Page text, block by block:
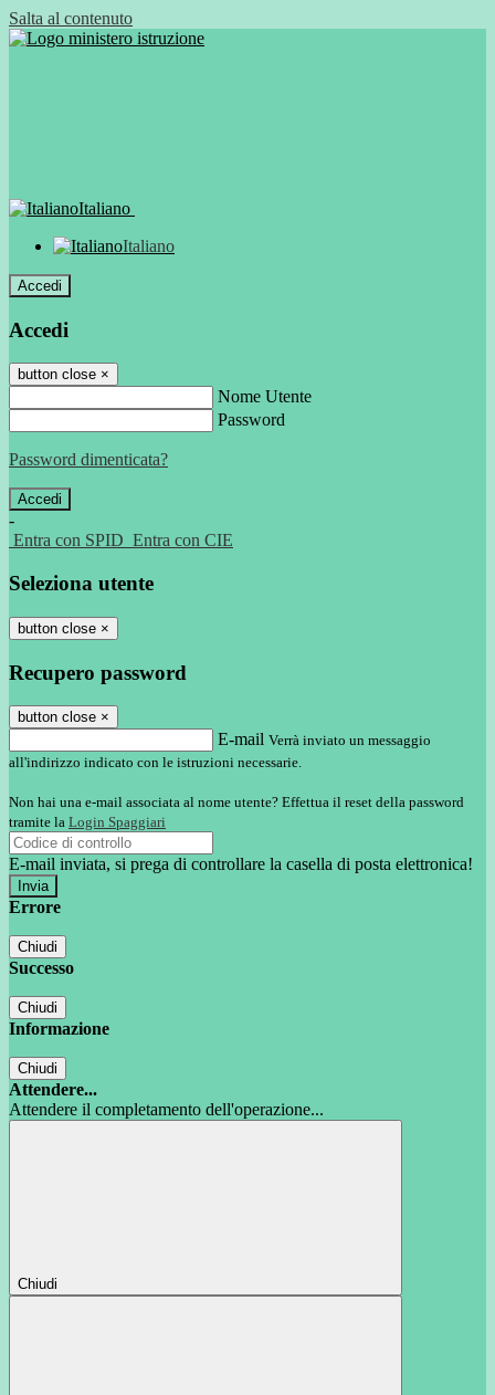
Salta al contenuto
Italiano
Italiano
Accedi
Accedi
button close ×
Nome Utente
Password
Password dimenticata?
-
Entra con SPID Entra con CIE
Seleziona utente
button close ×
Recupero password
button close ×
E-mail Verrà inviato un messaggio
all'indirizzo indicato con le istruzioni necessarie.
Non hai una e-mail associata al nome utente? Effettua il reset della password
tramite la Login Spaggiari
E-mail inviata, si prega di controllare la casella di posta elettronica!
Errore
Chiudi
Successo
Chiudi
Informazione
Chiudi
Attendere...
Attendere il completamento dell'operazione...
Chiudi